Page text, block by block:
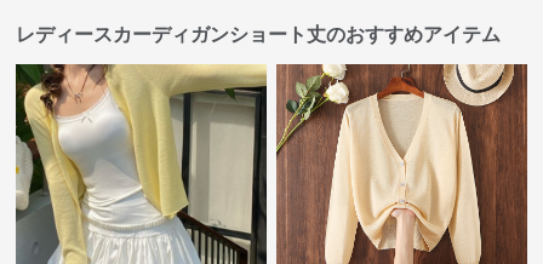
レディースカーディガンショート丈のおすすめアイテム